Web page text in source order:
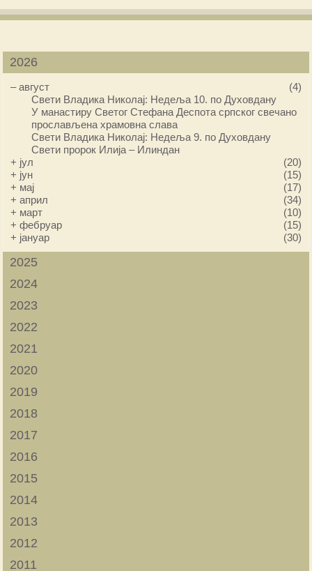
2026
–август
(4)
Свети Владика Николај: Недеља 10. по Духовдану
У манастиру Светог Стефана Деспота српског свечано
прослављена храмовна слава
Свети Владика Николај: Недеља 9. по Духовдану
Свети пророк Илија – Илиндан
+ јул
(20)
+ јун
(15)
+ мај
(17)
+април
(34)
+ март
(10)
+фебруар
(15)
+ јануар (30)
2025
2024
2023
2022
2021
2020
2019
2018
2017
2016
2015
2014
2013
2012
2011